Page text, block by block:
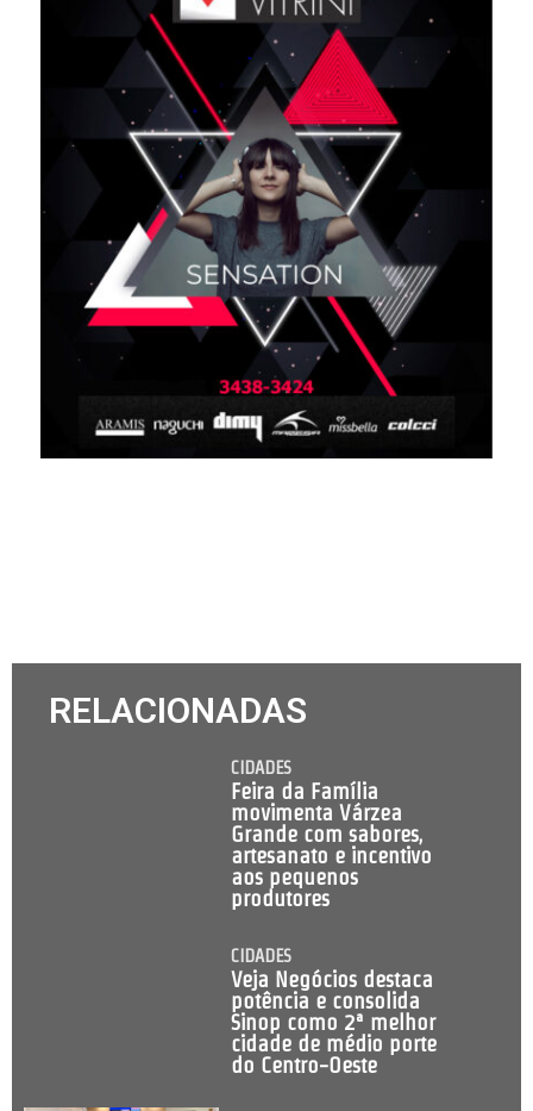
RELACIONADAS
CIDADES
Feira da Família
movimenta Várzea
Grande com sabores,
artesanato e incentivo
aos pequenos
produtores
CIDADES
Veja Negócios destaca
potência e consolida
Sinop como 2ª melhor
cidade de médio porte
do Centro-Oeste